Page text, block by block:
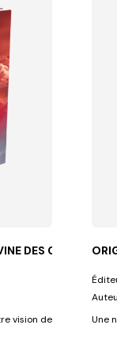
DES CIEUX
vision de la vie. Et bien
Une